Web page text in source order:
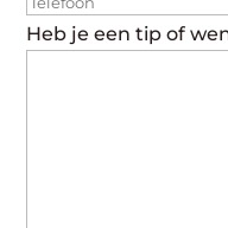
Heb je een tip of